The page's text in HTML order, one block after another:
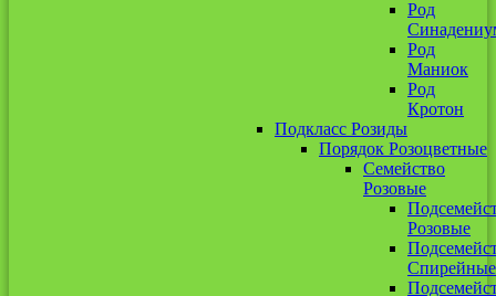
Род
Род
Маниок
Род
Кротон
Подкласс Розиды
Порядок Розоцветные
Семейство
Розовые
Розовые
Спирейные